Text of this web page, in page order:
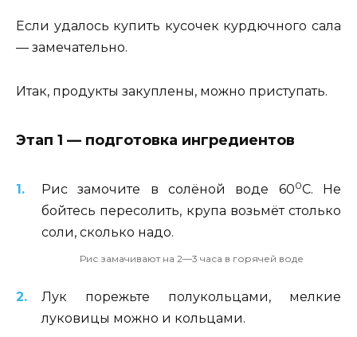
Если удалось купить кусочек курдючного сала
— замечательно.
Итак, продукты закуплены, можно приступать.
Этап 1 — подготовка ингредиентов
Рис замочите в солёной воде 600С. Не
бойтесь пересолить, крупа возьмёт столько
соли, сколько надо.
Рис замачивают на 2—3 часа в горячей воде
Лук порежьте полукольцами, мелкие
луковицы можно и кольцами.